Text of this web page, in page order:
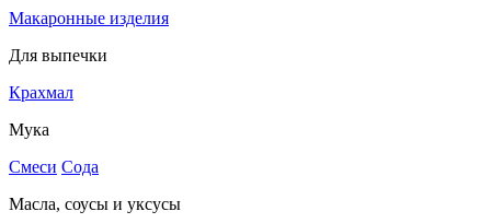
Макаронные изделия
Для выпечки
Крахмал
Мука
Смеси Сода
Масла, соусы и уксусы